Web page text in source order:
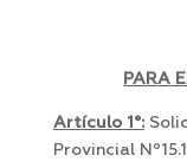
PARA
Artículo 1°:
Provincial